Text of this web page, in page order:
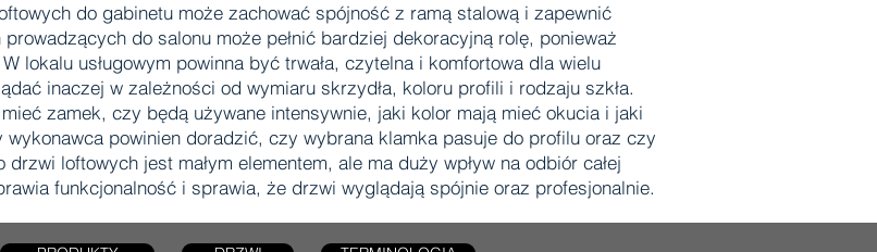
do gabinetu może zachować spójność z ramą stalową i zapewnić
do salonu może pełnić bardziej dekoracyjną rolę, ponieważ
lokalu usługowym powinna być trwała, czytelna i komfortowa dla wielu
inaczej w zależności od wymiaru skrzydła, koloru profili i rodzaju szkła.
zamek, czy będą używane intensywnie, jaki kolor mają mieć okucia i jaki
wykonawca powinien doradzić, czy wybrana klamka pasuje do profilu oraz czy
loftowych jest małym elementem, ale ma duży wpływ na odbiór całej
funkcjonalność i sprawia, że drzwi wyglądają spójnie oraz profesjonalnie.